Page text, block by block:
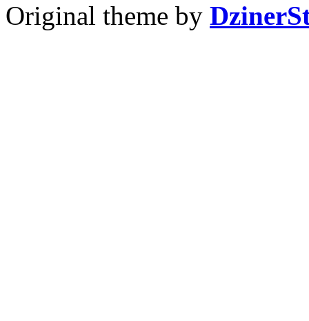
Original theme by